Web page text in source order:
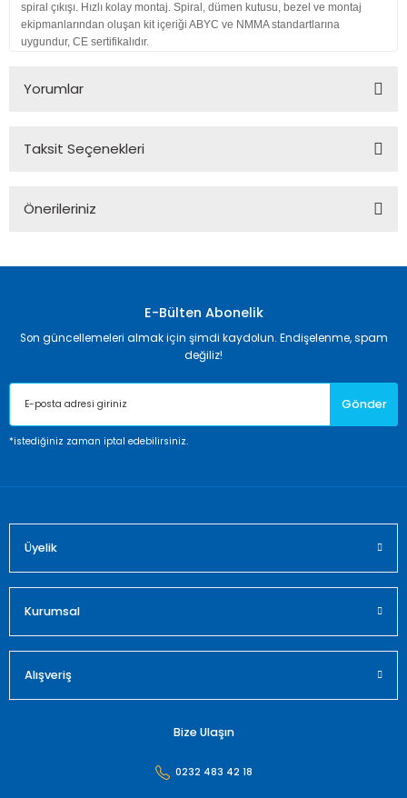
spiral çıkışı. Hızlı kolay montaj. Spiral, dümen kutusu, bezel ve montaj
ekipmanlarından oluşan kit içeriği ABYC ve NMMA standartlarına
uygundur, CE sertifikalıdır.
Yorumlar
Taksit Seçenekleri
Önerileriniz
Görüş ve önerileriniz için teşekkür ederiz.
Ürün resmi kalitesiz, bozuk veya görüntülenemiyor.
Ürün açıklamasında eksik bilgiler bulunuyor.
Ürün bilgilerinde hatalar bulunuyor.
E-Bülten Abonelik
Son güncellemeleri almak için şimdi kaydolun. Endişelenme, spam
değiliz!
Gönder
*istediğiniz zaman iptal edebilirsiniz.
Üyelik
Kurumsal
Alışveriş
Bize Ulaşın
0232 483 42 18